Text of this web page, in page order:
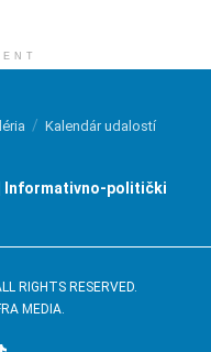
Kalendár udalostí
Informativno-politički
RIGHTS RESERVED.
MEDIA.